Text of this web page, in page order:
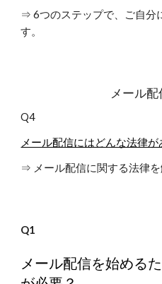
⇒ 6つのステップで、ご自分
す。
メール
Q4
メール配信にはどんな法律が
⇒ メール配信に関する法律を
Q1
メール配信を始める